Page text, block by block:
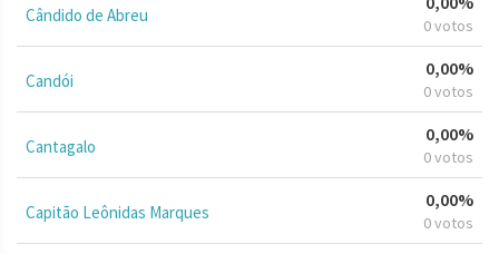
Cândido de Abreu 0 votos
Candói
0,00%
0 votos
Cantagalo
0,00%
0 votos
Capitão Leônidas Marques
0,00%
0 votos